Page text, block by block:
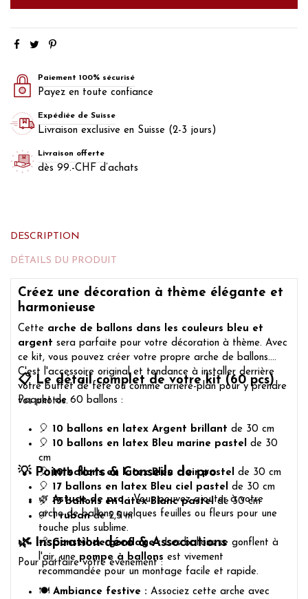
Paiement 100% sécurisé
Payez en toute confiance
Expédiée de Suisse
Livraison exclusive en Suisse (2-3 jours)
Livraison offerte
dès 99.-CHF d’achats
DESCRIPTION
DÉTAILS DU PRODUIT
Créez une décoration à thème élégante et
harmonieuse
Cette arche de ballons dans les couleurs bleu et
argent sera parfaite pour votre décoration à thème. Avec
ce kit, vous pouvez créer votre propre arche de ballons.
C'est l'accessoire original et tendance à installer derrière
votre buffet de fête ou comme arrière-plan pour y prendre
vos photos.
📋 Le détail complet de votre kit (60 pcs)
Paquet de 60 ballons :
🎈 10 ballons en latex Argent brillant de 30 cm
🎈 10 ballons en latex Bleu marine pastel de 30
cm
🎈10 ballons en latex Bleu clair pastel de 30 cm
🎈 17 ballons en latex Bleu ciel pastel de 30 cm
🎈 13 ballons en latex Blanc pastelde 30 cm
📏1 rubande 2,5 m
💡 Points forts & Conseils de pro
🌿 Astuce de pro :Vous pouvez ajouter à votre
arche de ballons quelques feuilles ou fleurs pour une
touche plus sublime.
💨Conseil de gonflage :Les ballons se gonflent à
l'air, une pompe à ballons est vivement
recommandée pour un montage facile et rapide.
🌿 Inspiration déco & Associations
Pour parfaire votre événement :
🍽️ Ambiance festive : Associez cette arche avec